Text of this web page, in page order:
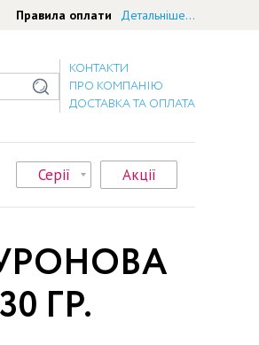
Правила оплати Детальніше...
КОНТАКТИ
ПРО КОМПАНІЮ
ДОСТАВКА ТА ОПЛАТА
Серії Акції
ГР.